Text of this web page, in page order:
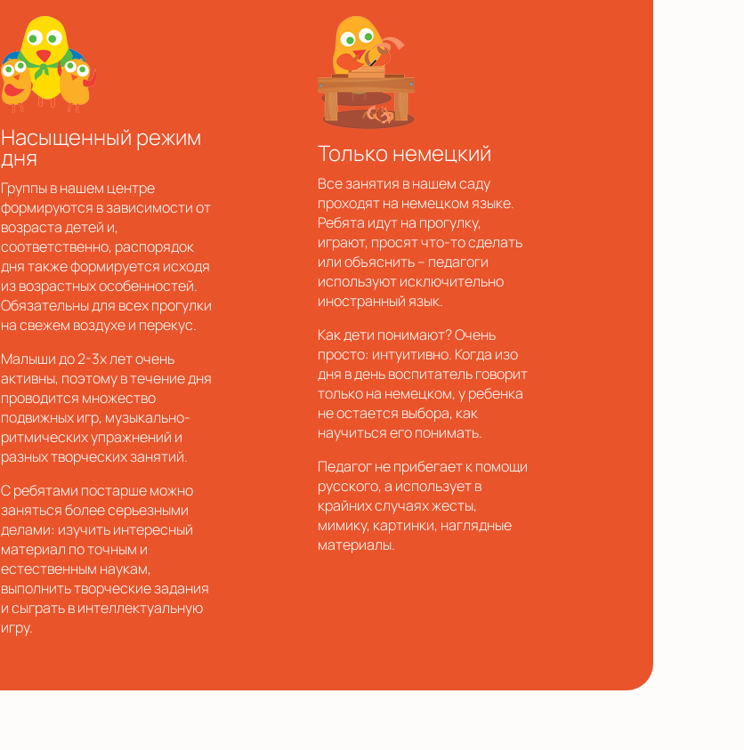
Насыщенный режим
дня
Группы в нашем центре
формируются в зависимости от
возраста детей и,
соответственно, распорядок
дня также формируется исходя
из возрастных особенностей.
Обязательны для всех прогулки
на свежем воздухе и перекус.
Малыши до 2-3х лет очень
активны, поэтому в течение дня
проводится множество
подвижных игр, музыкально-
ритмических упражнений и
разных творческих занятий.
С ребятами постарше можно
заняться более серьезными
делами: изучить интересный
материал по точным и
естественным наукам,
выполнить творческие задания
и сыграть в интеллектуальную
игру.
Только немецкий
Все занятия в нашем саду
проходят на немецком языке.
Ребята идут на прогулку,
играют, просят что-то сделать
или объяснить – педагоги
используют исключительно
иностранный язык.
Как дети понимают? Очень
просто: интуитивно. Когда изо
дня в день воспитатель говорит
только на немецком, у ребенка
не остается выбора, как
научиться его понимать.
Педагог не прибегает к помощи
русского, а использует в
крайних случаях жесты,
мимику, картинки, наглядные
материалы.